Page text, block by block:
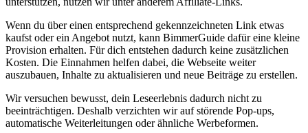
Wenn du über einen entsprechend gekennzeichneten Link etwas
kaufst oder ein Angebot nutzt, kann BimmerGuide dafür eine kleine
Provision erhalten. Für dich entstehen dadurch keine zusätzlichen
Kosten. Die Einnahmen helfen dabei, die Webseite weiter
auszubauen, Inhalte zu aktualisieren und neue Beiträge zu erstellen.
Wir versuchen bewusst, dein Leseerlebnis dadurch nicht zu
beeinträchtigen. Deshalb verzichten wir auf störende Pop-ups,
automatische Weiterleitungen oder ähnliche Werbeformen.